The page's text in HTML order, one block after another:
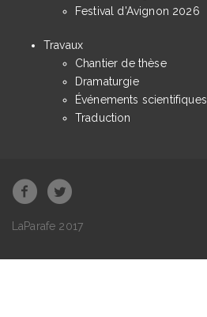
Festival d'Avignon 2026
Travaux
Chantier de thèse
Dramaturgie
Événements scientifiques
Traduction
LaParafe 2017